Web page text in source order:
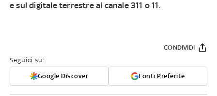
e sul digitale terrestre al canale 311 o 11.
Seguici su:
Google Discover Fonti Preferite
CONDIVIDI